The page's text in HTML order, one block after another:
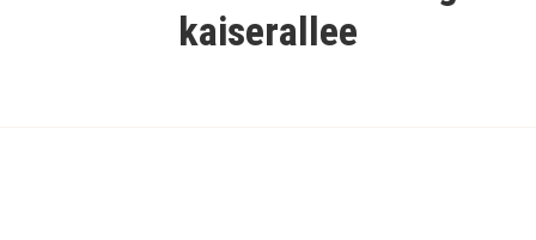
kaiserallee